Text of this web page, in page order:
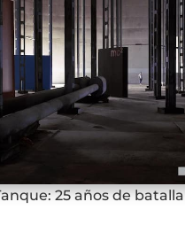
25 años de batalla